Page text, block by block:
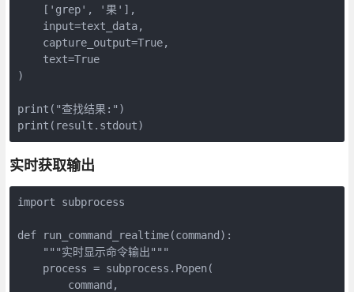
    ['grep', '果'],
    input=text_data,
    capture_output=True,
    text=True
)
print("查找结果:")
print(result.stdout)
实时获取输出
import subprocess
def run_command_realtime(command):
    """实时显示命令输出"""
    process = subprocess.Popen(
        command,